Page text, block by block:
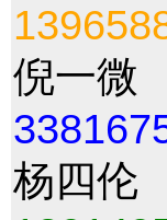
倪一
杨四